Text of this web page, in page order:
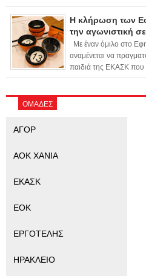
Η κλήρωση των
την αγωνιστική
Με έναν όμιλο στο
αναμένεται να
παιδιά της ΕΚΑΣΚ που
ΟΜΑΔΕΣ
ΑΓΟΡ
ΑΟΚ ΧΑΝΙΑ
ΕΚΑΣΚ
ΕΟΚ
ΕΡΓΟΤΕΛΗΣ
ΗΡΑΚΛΕΙΟ